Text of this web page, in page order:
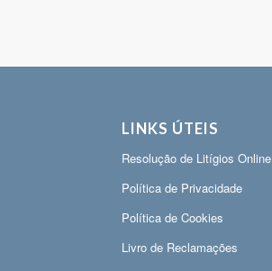
LINKS ÚTEIS
Resolução de Litígios Online
Política de Privacidade
Política de Cookies
Livro de Reclamações